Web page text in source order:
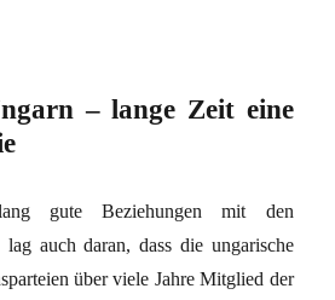
– lange Zeit eine
gute Beziehungen mit den
lag auch daran, dass die ungarische
über viele Jahre Mitglied der